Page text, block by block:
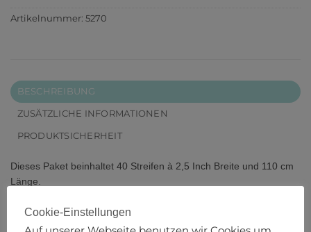
Artikelnummer: 5270
BESCHREIBUNG
ZUSÄTZLICHE INFORMATIONEN
PRODUKTSICHERHEIT
Dieses Paket beinhaltet 40 Streifen à 2,5 Inch Breite und 110 cm
Länge.
Designer:NA
Cookie-Einstellungen